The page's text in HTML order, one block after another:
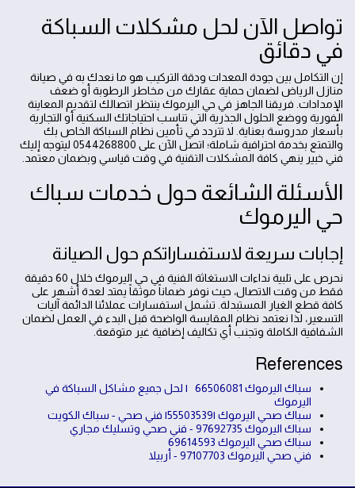
تواصل الآن لحل مشكلات السباكة
في دقائق
إن التكامل بين جودة المعدات ودقة التركيب هو ما نعدك به في صيانة
منازل الرياض لضمان حماية عقارك من مخاطر الرطوبة أو ضعف
الإمدادات. فريقنا الجاهز في حي اليرموك ينتظر اتصالك لتقديم المعاينة
الفورية ووضع الحلول الجذرية التي تناسب احتياجاتك السكنية أو التجارية
بأسعار مدروسة بعناية. لا تتردد في تأمين نظام السباكة الخاص بك
والتمتع بخدمة احترافية شاملة؛ اتصل الآن على 0544268800 ليتوجه إليك
فني خبير ينهي كافة المشكلات التقنية في وقت قياسي وبضمان معتمد.
الأسئلة الشائعة حول خدمات سباك
حي اليرموك
إجابات سريعة لاستفساراتكم حول الصيانة
نحرص على تلبية نداءات الاستغاثة الفنية في حي اليرموك خلال 60 دقيقة
فقط من وقت الاتصال، حيث نوفر ضماناً موثقاً يمتد لعدة أشهر على
كافة قطع الغيار المستبدلة. تشمل استفسارات عملائنا الدائمة آليات
التسعير، لذا نعتمد نظام المقايسة الواضحة قبل البدء في العمل لضمان
الشفافية الكاملة وتجنب أي تكاليف إضافية غير متوقعة.
References
سباك اليرموك 66506081 | لحل جميع مشاكل السباكة في
اليرموك
سباك صحي اليرموك |55503539| فني صحي - سباك الكويت
سباك اليرموك 97692735 - فني صحي وتسليك مجاري
سباك صحي اليرموك 69614593
فني صحي اليرموك 97107703 - أربيلا